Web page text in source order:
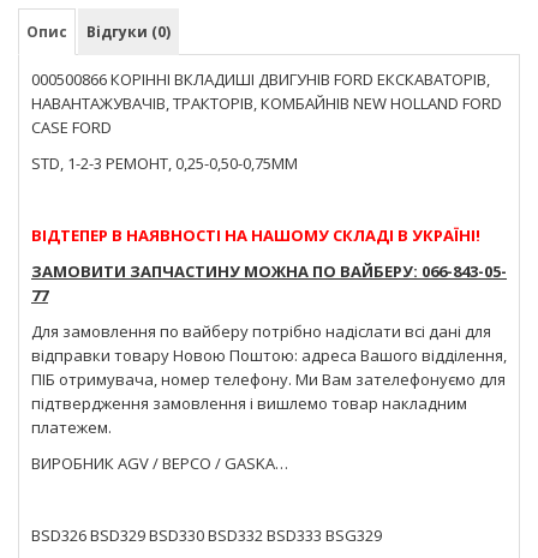
Опис Відгуки (0)
000500866 КОРІННІ ВКЛАДИШІ ДВИГУНІВ FORD ЕКСКАВАТОРІВ,
НАВАНТАЖУВАЧІВ, ТРАКТОРІВ, КОМБАЙНІВ NEW HOLLAND FORD
CASE FORD
STD, 1-2-3 РЕМОНТ, 0,25-0,50-0,75ММ
ВІДТЕПЕР В НАЯВНОСТІ НА НАШОМУ СКЛАДІ В УКРАЇНІ!
ЗАМОВИТИ ЗАПЧАСТИНУ МОЖНА ПО ВАЙБЕРУ: 066-843-05-
77
Для замовлення по вайберу потрібно надіслати всі дані для
відправки товару Новою Поштою: адреса Вашого відділення,
ПІБ отримувача, номер телефону. Ми Вам зателефонуємо для
підтвердження замовлення і вишлемо товар накладним
платежем.
ВИРОБНИК AGV / BEPCO / GASKA…
BSD326 BSD329 BSD330 BSD332 BSD333 BSG329